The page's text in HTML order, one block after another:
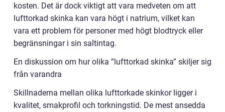
kosten. Det är dock viktigt att vara medveten om att
lufttorkad skinka kan vara högt i natrium, vilket kan
vara ett problem för personer med högt blodtryck eller
begränsningar i sin saltintag.
En diskussion om hur olika ”lufttorkad skinka” skiljer sig
från varandra
Skillnaderna mellan olika lufttorkade skinkor ligger i
kvalitet, smakprofil och torkningstid. De mest ansedda